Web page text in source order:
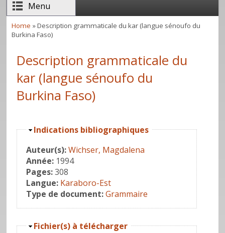
Menu
You are here
Home » Description grammaticale du kar (langue sénoufo du
Burkina Faso)
Description grammaticale du
kar (langue sénoufo du
Burkina Faso)
Hide
Indications bibliographiques
Auteur(s):Wichser, Magdalena
Année: 1994
Pages:308
Langue: Karaboro-Est
Type de document:Grammaire
Hide
Fichier(s) à télécharger